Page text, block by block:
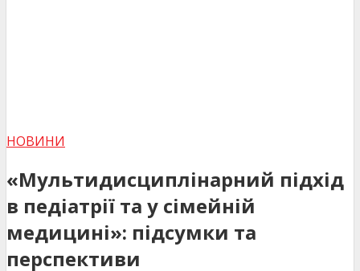
НОВИНИ
«Мультидисциплінарний підхід
в педіатрії та у сімейній
медицині»: підсумки та
перспективи